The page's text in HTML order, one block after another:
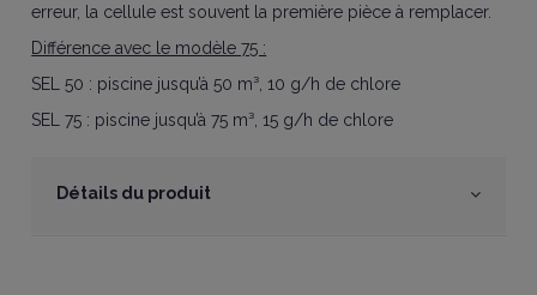
erreur, la cellule est souvent la première pièce à remplacer.
Différence avec le modèle 75 :
SEL 50 : piscine jusqu’à 50 m³, 10 g/h de chlore
SEL 75 : piscine jusqu’à 75 m³, 15 g/h de chlore
Détails du produit